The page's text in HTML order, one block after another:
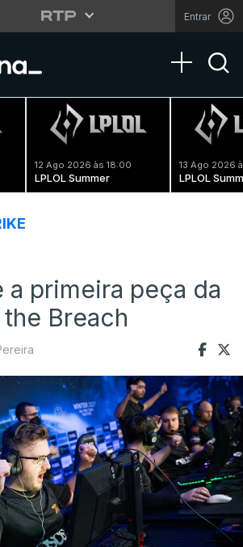
Entrar
Toggle
12 Ago 2026 às 18:00
LPLOL Summer
13 Ago 2026
LPLOL
a primeira peça da
Breach